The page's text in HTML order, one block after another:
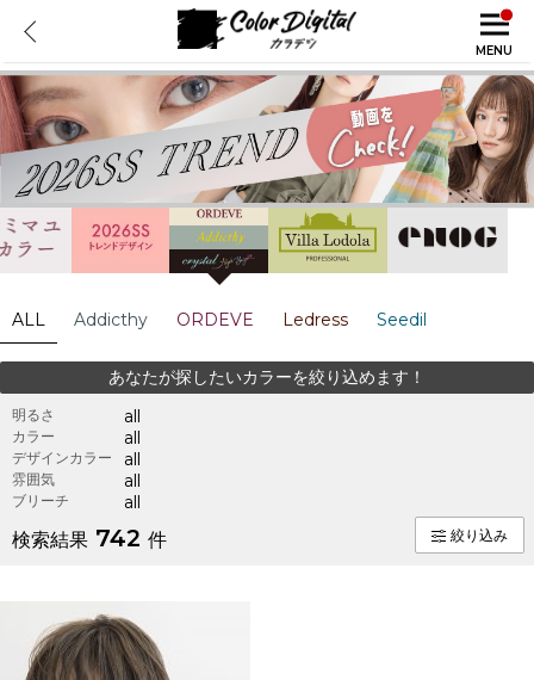
MENU
ALL Addicthy ORDEVE Ledress Seedil
あなたが探したいカラーを絞り込めます！
明るさ all
カラー all
デザインカラー all
雰囲気 all
ブリーチ all
検索結果 742 件 絞り込み